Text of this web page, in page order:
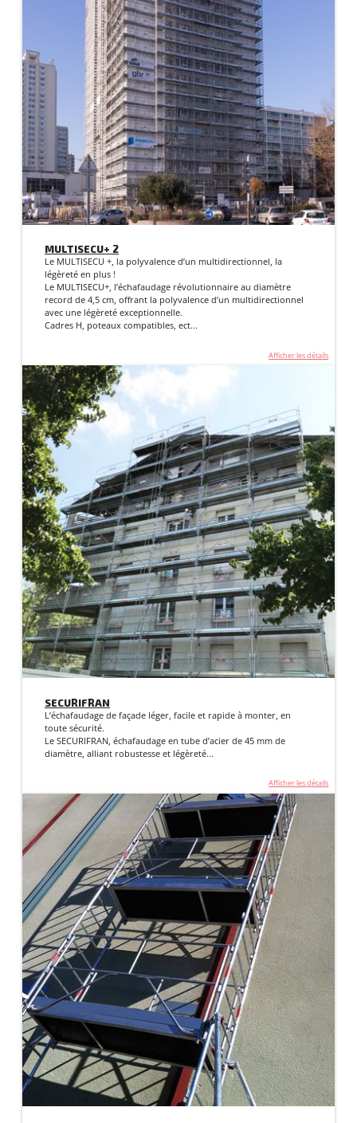
MULTISECU+ 2
Le MULTISECU +, la polyvalence d’un multidirectionnel, la
légèreté en plus !
Le MULTISECU+, l’échafaudage révolutionnaire au diamètre
record de 4,5 cm, offrant la polyvalence d’un multidirectionnel
avec une légèreté exceptionnelle.
Cadres H, poteaux compatibles, ect...
Afficher les détails
SECURIFRAN
L’échafaudage de façade léger, facile et rapide à monter, en
toute sécurité.
Le SECURIFRAN, échafaudage en tube d’acier de 45 mm de
diamètre, alliant robustesse et légèreté...
Afficher les détails